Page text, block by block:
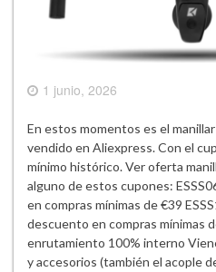
1 junio, 2026
En estos momentos es el
vendido en Aliexpress. Con el
mínimo histórico. Ver oferta
alguno de estos cupones:
en compras mínimas de €39
descuento en compras mínimas
enrutamiento 100% interno
y accesorios (también el acople